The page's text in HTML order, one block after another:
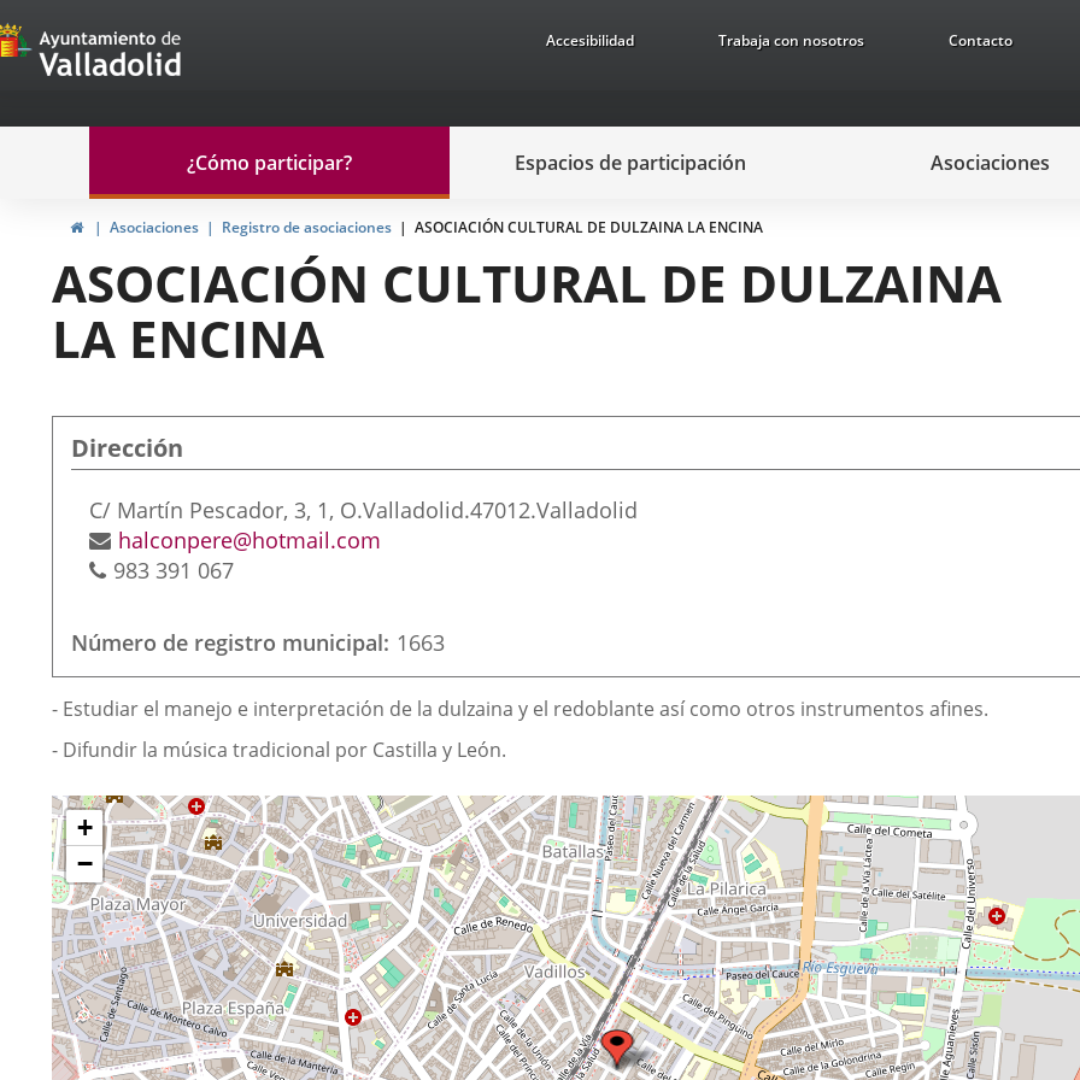
Portal
de
Participación
Accesibilidad Trabaja con nosotros Contacto
navegación
Participación
¿Cómo participar? Espacios de participación Asociaciones
HomeAsociaciones Registro de asociaciones ASOCIACIÓN CULTURAL DE DULZAINA LA ENCINA
ASOCIACIÓN CULTURAL DE DULZAINA
LA ENCINA
Dirección
Postal
address
C/ Martín Pescador, 3, 1, O.Valladolid.47012.Valladolid
Email
halconpere@hotmail.com
Phones
983 391 067
Número de registro municipal 1663
Finalidad
de
asociación
- Estudiar el manejo e interpretación de la dulzaina y el redoblante así como otros instrumentos afines.
- Difundir la música tradicional por Castilla y León.
¿Dónde
estamos?
Skip
map
+
−